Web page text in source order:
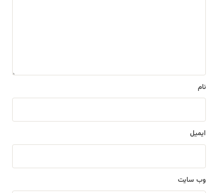
نام
ایمیل
وب‌ سایت